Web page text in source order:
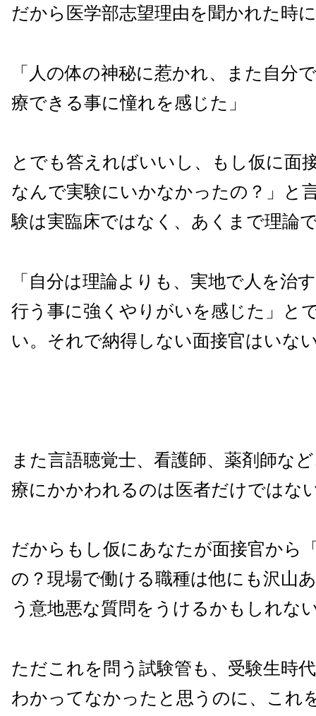
だから医学部志望理由を聞かれた時
「人の体の神秘に惹かれ、また自分
療できる事に憧れを感じた」
とでも答えればいいし、もし仮に面
なんで実験にいかなかったの？」と
験は実臨床ではなく、あくまで理論
「自分は理論よりも、実地で人を治
行う事に強くやりがいを感じた」と
い。それで納得しない面接官はいな
また言語聴覚士、看護師、薬剤師な
療にかかわれるのは医者だけではな
だからもし仮にあなたが面接官から
の？現場で働ける職種は他にも沢山
う意地悪な質問をうけるかもしれな
ただこれを問う試験管も、受験生時
わかってなかったと思うのに、これ